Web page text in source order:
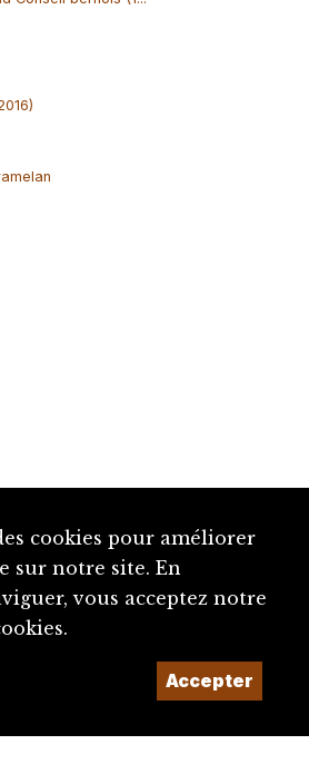
cookies pour améliorer
sur notre site. En
vous acceptez notre
Accepter